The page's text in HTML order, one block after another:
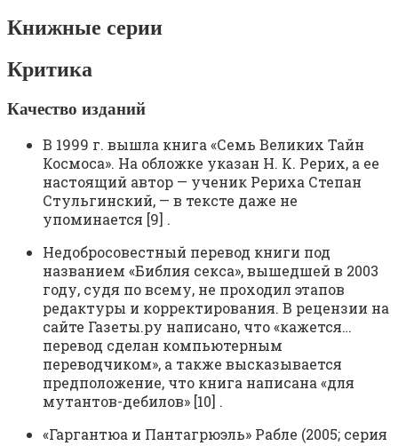
Книжные серии
Критика
Качество изданий
В 1999 г. вышла книга «Семь Великих Тайн
Космоса». На обложке указан Н. К. Рерих, а ее
настоящий автор — ученик Рериха Степан
Стульгинский, — в тексте даже не
упоминается [9] .
Недобросовестный перевод книги под
названием «Библия секса», вышедшей в 2003
году, судя по всему, не проходил этапов
редактуры и корректирования. В рецензии на
сайте Газеты.ру написано, что «кажется…
перевод сделан компьютерным
переводчиком», а также высказывается
предположение, что книга написана «для
мутантов-дебилов» [10] .
«Гаргантюа и Пантагрюэль» Рабле (2005; серия